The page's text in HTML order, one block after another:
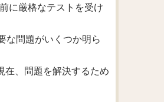
に厳格なテストを受け
な問題がいくつか明ら
在、問題を解決するため